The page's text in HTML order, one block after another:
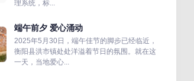
理系统，标...
端午前夕 爱心涌动
2025年5月30日，端午佳节的脚步已经临近，
衡阳县洪市镇处处洋溢着节日的氛围。就在这
一天，当地爱心...